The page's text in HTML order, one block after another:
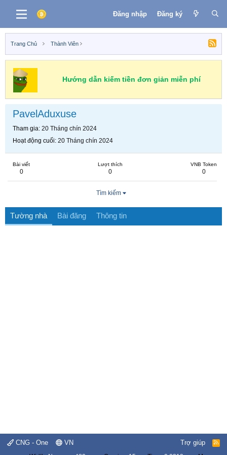
Đăng nhập Đăng ký
Trang Chủ Thành Viên
Hướng dẫn kiếm tiền đơn giản miễn phí
PavelAduxuse
Tham gia 20 Tháng chín 2024
Hoạt động cuối 20 Tháng chín 2024
Bài viết
0
Lượt thích
0
VNB Token
0
Tìm kiếm
Tường nhà Bài đăng Thông tin
CNG - One VN Trợ giúp
R